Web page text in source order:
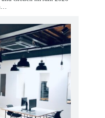
sich in einem
Größen im Jahr 2026